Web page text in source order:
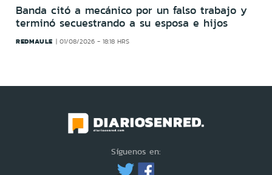
Banda citó a mecánico por un falso trabajo y
terminó secuestrando a su esposa e hijos
REDMAULE 01/08/2026 - 18:18 HRS
Síguenos en: